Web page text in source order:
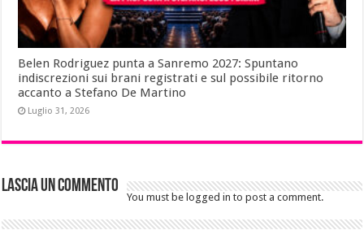
Belen Rodriguez punta a Sanremo 2027: Spuntano
indiscrezioni sui brani registrati e sul possibile ritorno
accanto a Stefano De Martino
Luglio 31, 2026
Lascia un commento
You must be logged in to post a comment.